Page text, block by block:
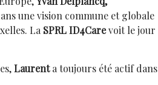
une vision commune et globale
La SPRL ID4Carevoit le jour
Laurenta toujours été actif dans